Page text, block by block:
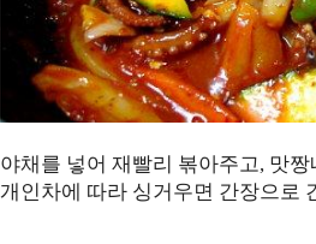
야채를 넣어 재빨리 볶아주고, 맛
개인차에 따라 싱거우면 간장으로